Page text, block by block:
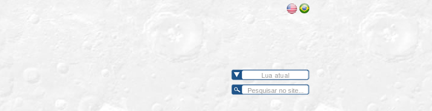
Lua atual